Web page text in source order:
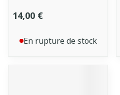
14,00 €
En rupture de stock